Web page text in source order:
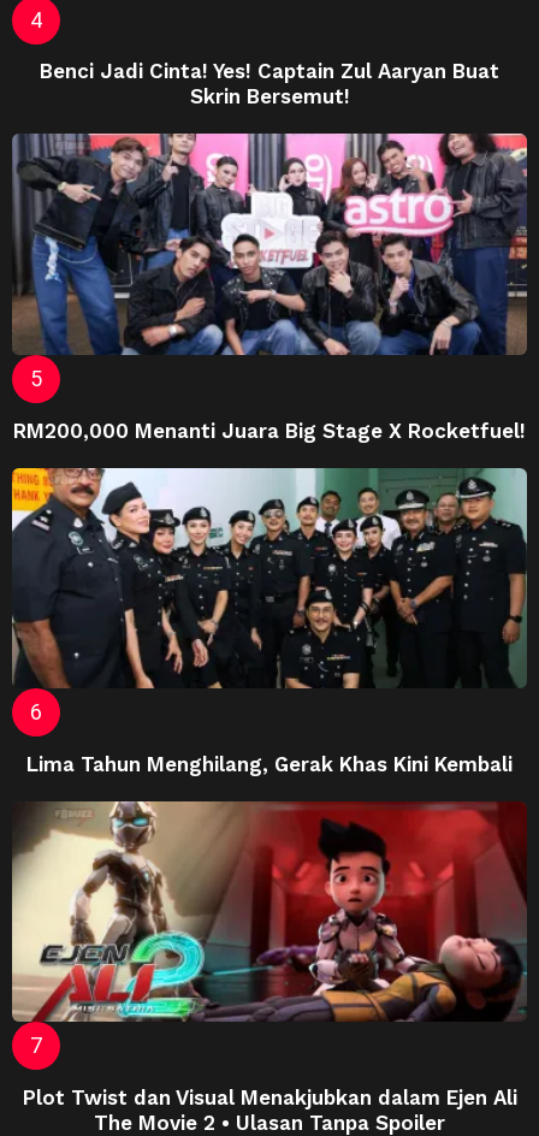
Benci Jadi Cinta! Yes! Captain Zul Aaryan Buat
Skrin Bersemut!
RM200,000 Menanti Juara Big Stage X Rocketfuel!
Lima Tahun Menghilang, Gerak Khas Kini Kembali
Plot Twist dan Visual Menakjubkan dalam Ejen Ali
The Movie 2 • Ulasan Tanpa Spoiler